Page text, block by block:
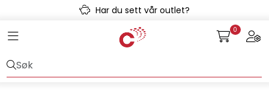
Skip to main contentHar du sett vår outlet?
Toggle navigation 0